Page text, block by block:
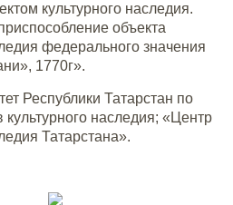
культурного наследия.
объекта
федерального значения
1770г».
Республики Татарстан по
культурного наследия; «Центр
Татарстана».